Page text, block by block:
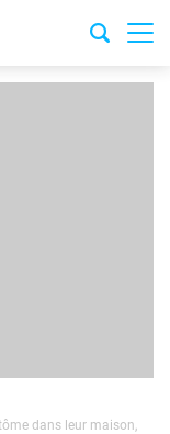
dans leur maison,